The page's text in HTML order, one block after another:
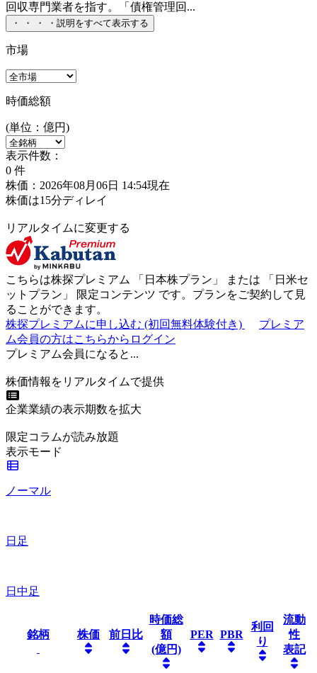
回収専門業者を指す。「債権管理回...
・ ・ ・ ・ 説明をすべて表示する
市場
時価総額
(単位：億円)
表示件数：
0 件
株価：2026年08月06日 14:54現在
株価は15分ディレイ
リアルタイムに変更する
こちらは株探プレミアム 「 日本株プラン 」 または 「 日米セ
ットプラン 」 限定コンテンツ です。プランをご契約して見
ることができます。
株探プレミアムに申し込む (初回無料体験付き)
プレミア
ム会員の方はこちらからログイン
プレミアム会員になると...
株価情報をリアルタイムで提供
企業業績の表示期数を拡大
限定コラムが読み放題
表示モード
ノーマル
日足
日中足
銘柄 株価 前日比
時価総
額
(億円)
PER PBR
利回
り
流動
性
表記